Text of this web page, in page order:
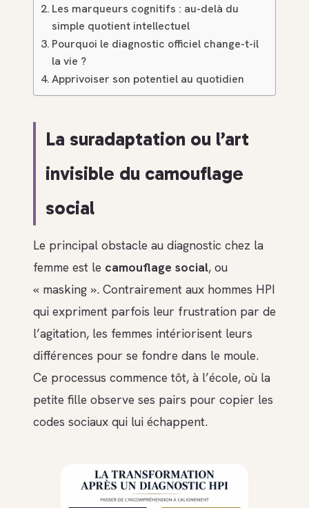
Les marqueurs cognitifs : au-delà du
simple quotient intellectuel
Pourquoi le diagnostic officiel change-t-il
la vie ?
Apprivoiser son potentiel au quotidien
La suradaptation ou l’art
invisible du camouflage
social
Le principal obstacle au diagnostic chez la
femme est le camouflage social, ou
« masking ». Contrairement aux hommes HPI
qui expriment parfois leur frustration par de
l’agitation, les femmes intériorisent leurs
différences pour se fondre dans le moule.
Ce processus commence tôt, à l’école, où la
petite fille observe ses pairs pour copier les
codes sociaux qui lui échappent.